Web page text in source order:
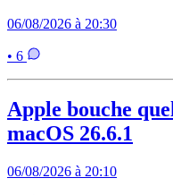
06/08/2026 à 20:30
• 6
Apple bouche
macOS 26.6.1
06/08/2026 à 20:10